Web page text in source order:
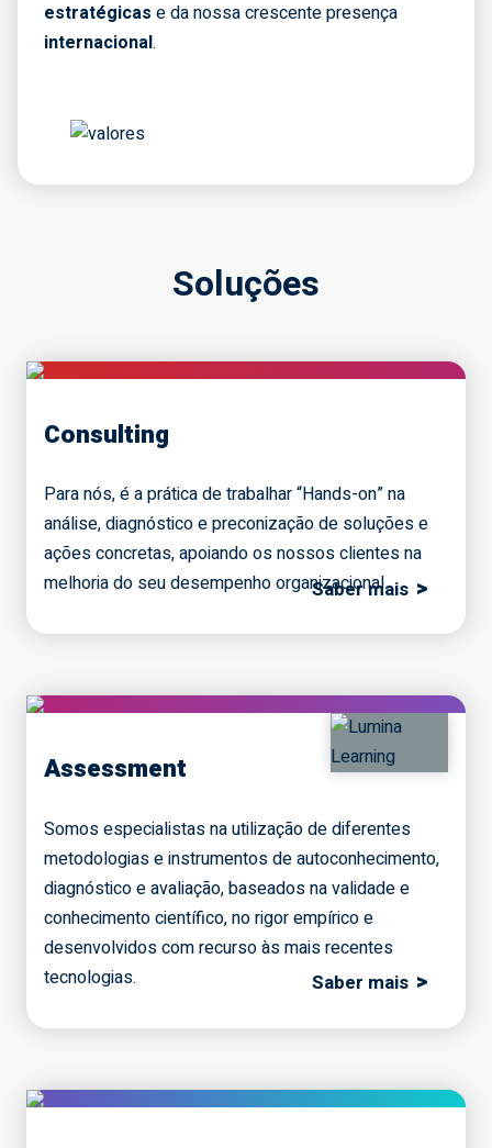
estratégicas e da nossa crescente presença
internacional.
Soluções
Consulting
Para nós, é a prática de trabalhar “Hands-on” na
análise, diagnóstico e preconização de soluções e
ações concretas, apoiando os nossos clientes na
melhoria do seu desempenho organizacional.
Saber mais >
Assessment
Somos especialistas na utilização de diferentes
metodologias e instrumentos de autoconhecimento,
diagnóstico e avaliação, baseados na validade e
conhecimento científico, no rigor empírico e
desenvolvidos com recurso às mais recentes
tecnologias.
Saber mais >